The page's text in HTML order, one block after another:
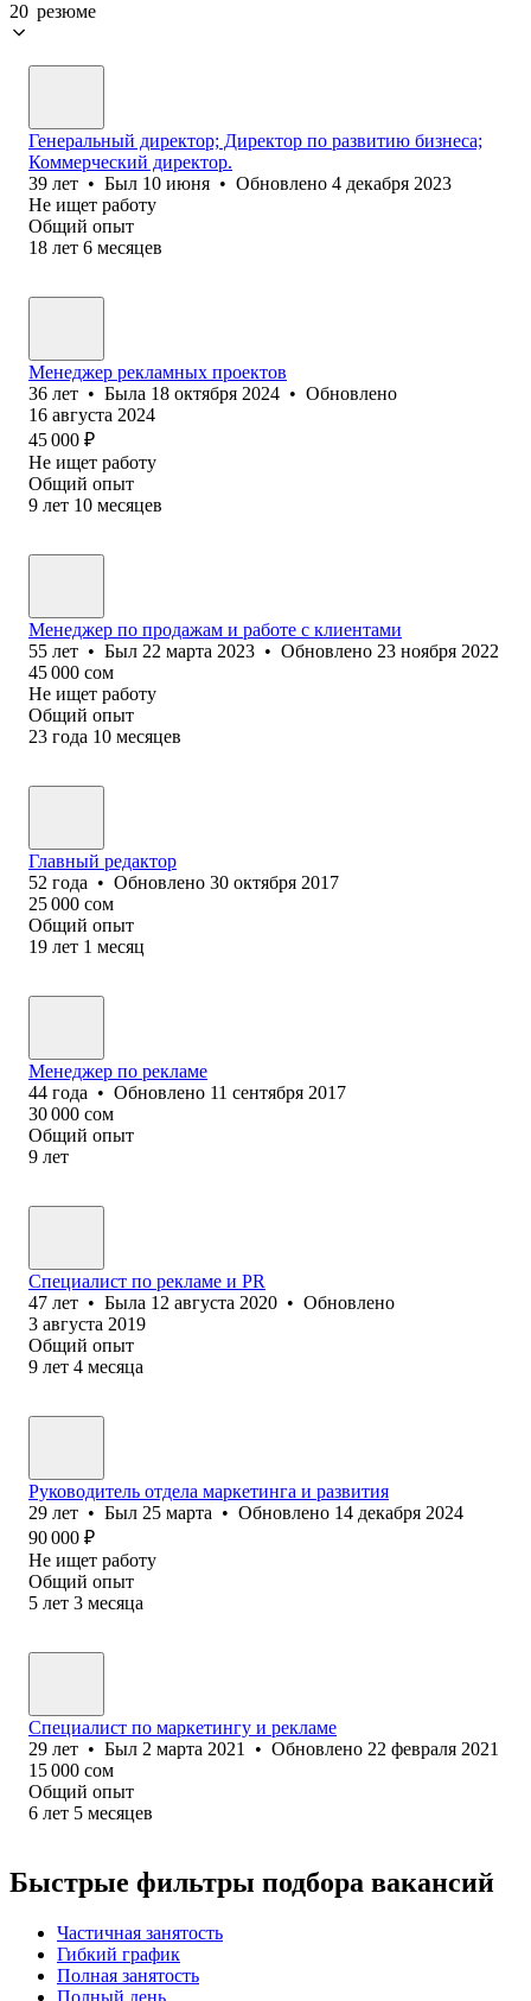
20 резюме
Генеральный директор; Директор по развитию бизнеса;
Коммерческий директор.
39 лет • Был 10 июня • Обновлено 4 декабря 2023
Не ищет работу
Общий опыт
18 лет 6 месяцев
Менеджер рекламных проектов
36 лет • Была 18 октября 2024 • Обновлено
16 августа 2024
45 000 ₽
Не ищет работу
Общий опыт
9 лет 10 месяцев
Менеджер по продажам и работе с клиентами
55 лет • Был 22 марта 2023 • Обновлено 23 ноября 2022
45 000 сом
Не ищет работу
Общий опыт
23 года 10 месяцев
Главный редактор
52 года • Обновлено 30 октября 2017
25 000 сом
Общий опыт
19 лет 1 месяц
Менеджер по рекламе
44 года • Обновлено 11 сентября 2017
30 000 сом
Общий опыт
9 лет
Специалист по рекламе и PR
47 лет • Была 12 августа 2020 • Обновлено
3 августа 2019
Общий опыт
9 лет 4 месяца
Руководитель отдела маркетинга и развития
29 лет • Был 25 марта • Обновлено 14 декабря 2024
90 000 ₽
Не ищет работу
Общий опыт
5 лет 3 месяца
Специалист по маркетингу и рекламе
29 лет • Был 2 марта 2021 • Обновлено 22 февраля 2021
15 000 сом
Общий опыт
6 лет 5 месяцев
Быстрые фильтры подбора вакансий
Частичная занятость
Гибкий график
Полная занятость
Полный день